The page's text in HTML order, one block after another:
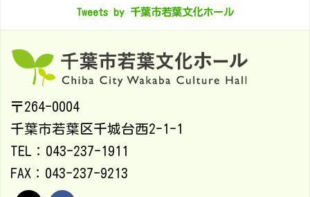
Tweets by 千葉市若葉文化ホール
〒264-0004
千葉市若葉区千城台西2-1-1
TEL：043-237-1911
FAX：043-237-9213